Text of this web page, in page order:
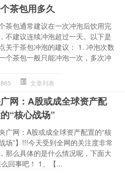
茶包用多久
茶包通常建议在一次冲泡后饮用完
不建议连续冲泡超过一天。以下是
关于茶包冲泡的建议： 1. 冲泡次数
个茶包一般只能冲泡一次，多次冲
865 文章列表
网：A股或成全球资产配
“核心战场”
央广网：A股或成全球资产配置的“核
场”】!!!今天受到全网的关注度非常
那么具体的是什么情况呢，下面大
回事吧！ 1、【...